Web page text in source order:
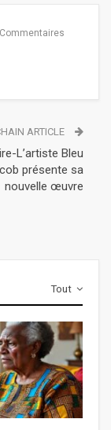
ARTICLE
L’artiste Bleu
présente sa
nouvelle œuvre
Tout